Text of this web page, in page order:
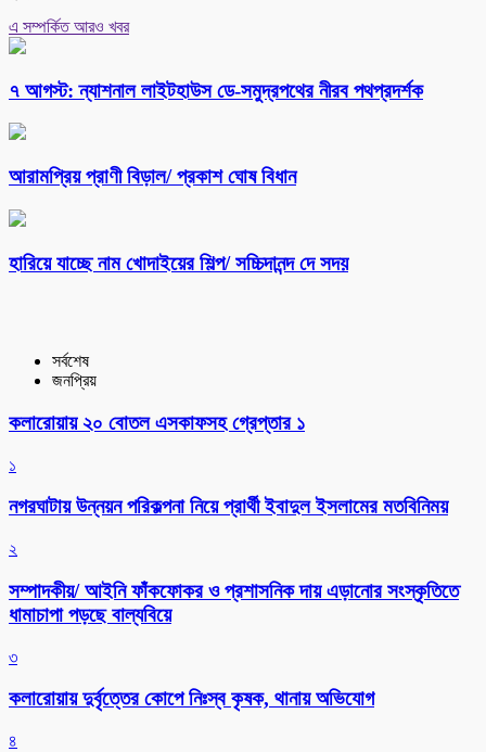
এ সম্পর্কিত আরও খবর
৭ আগস্ট: ন্যাশনাল লাইটহাউস ডে-সমুদ্রপথের নীরব পথপ্রদর্শক
আরামপ্রিয় প্রাণী বিড়াল/ প্রকাশ ঘোষ বিধান
হারিয়ে যাচ্ছে নাম খোদাইয়ের শিল্প/ সচ্চিদানন্দ দে সদয়
সর্বশেষ
জনপ্রিয়
কলারোয়ায় ২০ বোতল এসকাফসহ গ্রেপ্তার ১
১
নগরঘাটায় উন্নয়ন পরিকল্পনা নিয়ে প্রার্থী ইবাদুল ইসলামের মতবিনিময়
২
সম্পাদকীয়/ আইনি ফাঁকফোকর ও প্রশাসনিক দায় এড়ানোর সংস্কৃতিতে
ধামাচাপা পড়ছে বাল্যবিয়ে
৩
কলারোয়ায় দুর্বৃত্তের কোপে নিঃস্ব কৃষক, থানায় অভিযোগ
৪